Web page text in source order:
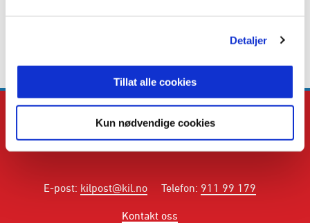
Detaljer
Tillat alle cookies
Kun nødvendige cookies
E-post: kilpost@kil.no Telefon: 911 99 179
Kontakt oss